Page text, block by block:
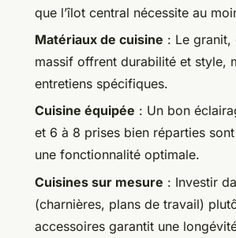
que l’îlot central nécessite au
Matériaux de cuisine : Le
massif offrent durabilité et style,
entretiens spécifiques.
Cuisine équipée : Un bon
et 6 à 8 prises bien réparties
une fonctionnalité optimale.
Cuisines sur mesure : Investir
(charnières, plans de travail)
accessoires garantit une